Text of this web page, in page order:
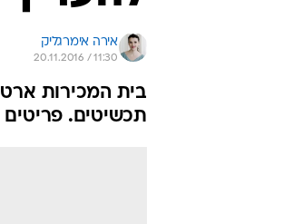
אירה אימרגליק
20.11.2016 / 11:30
בית המכירות
תכשיטים. פריטים